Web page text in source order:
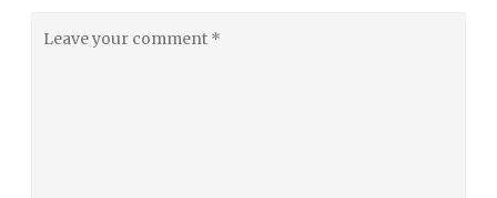
your